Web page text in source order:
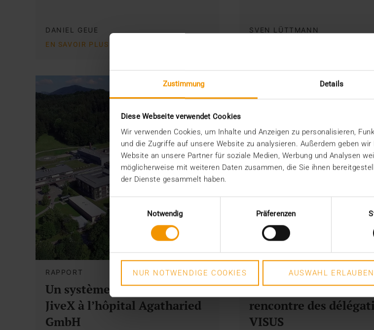
Zustimmung Details
Diese Webseite verwendet Cookies
Wir verwenden Cookies, um Inhalte und Anzeigen zu personalisieren,
und die Zugriffe auf unsere Website zu analysieren. Außerdem geben
Website an unsere Partner für soziale Medien, Werbung und Analysen
möglicherweise mit weiteren Daten zusammen, die Sie ihnen
der Dienste gesammelt haben.
Notwendig
Präferenzen
NUR NOTWENDIGE COOKIES AUSWAHL ERLAUBEN
DANIEL GEUE
EN SAVOIR PLUS
SVEN LÜTTMANN
RAPPORT
Un système PACS évolutif –
JiveX à l’hôpital Agatharied
GmbH
NOUVELLES
HIMSS 2019 : Point de
rencontre des
VISUS